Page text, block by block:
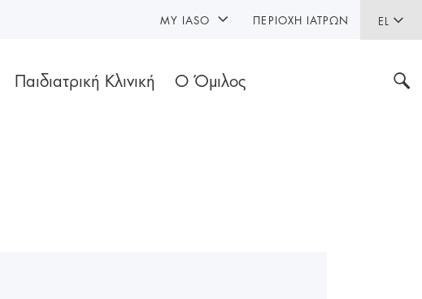
EL
Παιδιατρική Κλινική Ο Όμιλος
MY IASO ΠΕΡΙΟΧΉ ΙΑΤΡΏΝ